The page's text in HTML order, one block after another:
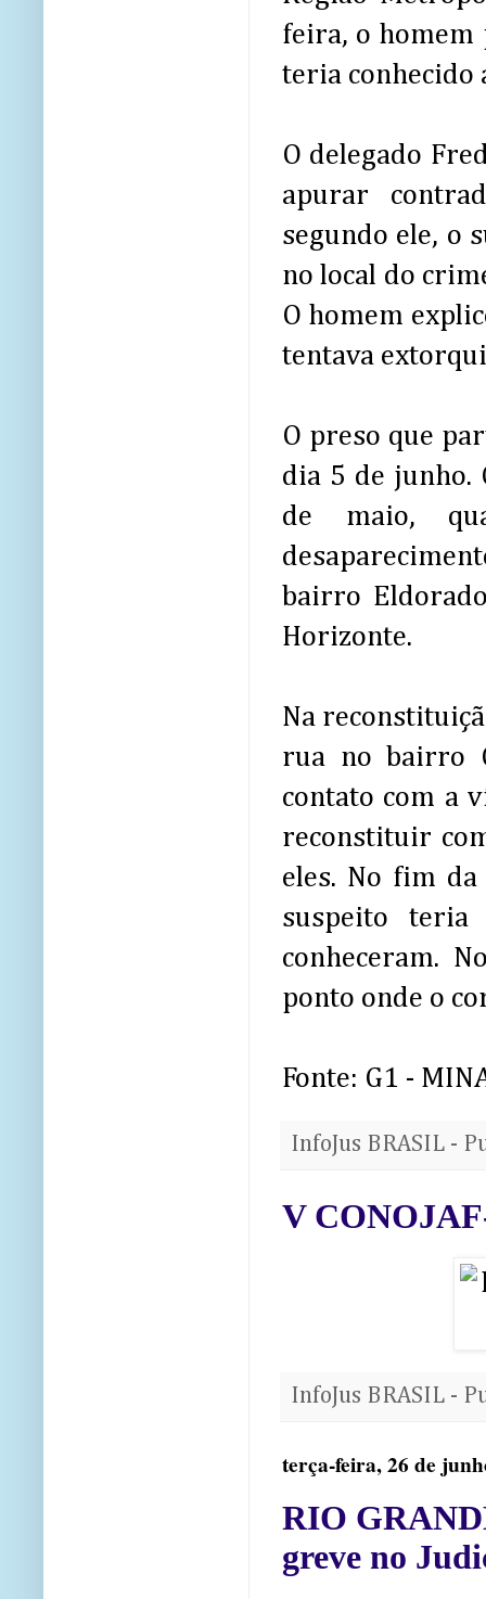
feira, o homem
teria conhecido
O delegado
apurar
segundo ele, o
no local do
O homem
tentava
O preso que
dia 5 de junho.
de maio,
bairro
Horizonte.
Na
rua no bairro
contato com a
reconstituir
eles. No fim
suspeito
conheceram.
ponto onde o
Fonte: G1 -
InfoJus BRASIL -
V
InfoJus BRASIL -
terça-feira, 26 de
RIO
greve no